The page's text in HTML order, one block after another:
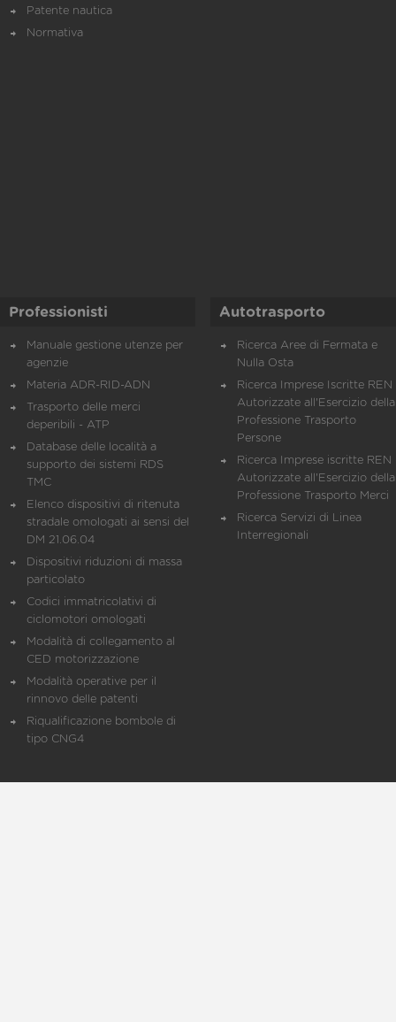
Patente nautica
Normativa
Professionisti
Manuale gestione utenze per
agenzie
Materia ADR-RID-ADN
Trasporto delle merci
deperibili - ATP
Database delle località a
supporto dei sistemi RDS
TMC
Elenco dispositivi di ritenuta
stradale omologati ai sensi del
DM 21.06.04
Dispositivi riduzioni di massa
particolato
Codici immatricolativi di
ciclomotori omologati
Modalità di collegamento al
CED motorizzazione
Modalità operative per il
rinnovo delle patenti
Riqualificazione bombole di
tipo CNG4
Autotrasporto
Ricerca Aree di Fermata e
Nulla Osta
Ricerca Imprese Iscritte REN
Autorizzate all'Esercizio della
Professione Trasporto
Persone
Ricerca Imprese iscritte REN
Autorizzate all'Esercizio della
Professione Trasporto Merci
Ricerca Servizi di Linea
Interregionali